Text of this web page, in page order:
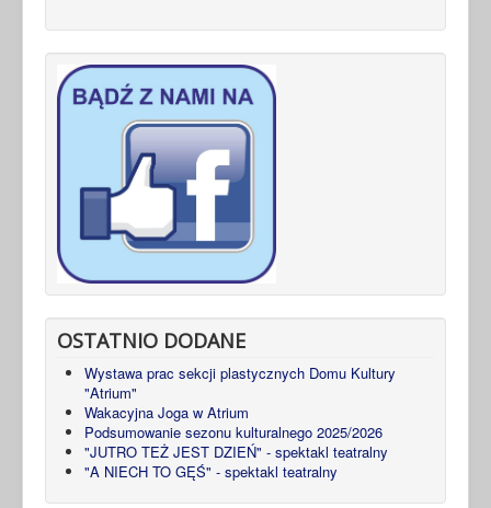
OSTATNIO DODANE
Wystawa prac sekcji plastycznych Domu Kultury
"Atrium"
Wakacyjna Joga w Atrium
Podsumowanie sezonu kulturalnego 2025/2026
"JUTRO TEŻ JEST DZIEŃ" - spektakl teatralny
"A NIECH TO GĘŚ" - spektakl teatralny